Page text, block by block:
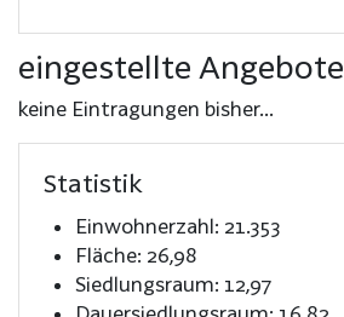
eingestellte Angebote
keine Eintragungen bisher...
Statistik
Einwohnerzahl: 21.353
Fläche: 26,98
Siedlungsraum: 12,97